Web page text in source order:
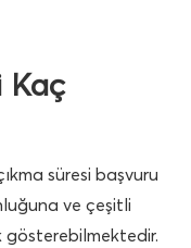
Kaç
süresi başvuru
ve çeşitli